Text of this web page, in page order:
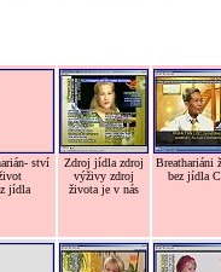
ství
jídla
Zdroj jídla zdroj
výživy zdroj
života je v nás
Breathariáni
bez jídla